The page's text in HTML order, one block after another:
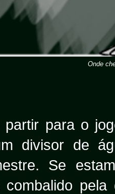
Onde
partir para o
divisor de
Se
combalido